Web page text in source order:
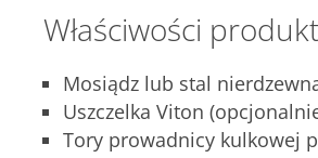
Właściwości
Mosiądz lub stal
Uszczelka Viton
Tory prowadnicy kulkowej